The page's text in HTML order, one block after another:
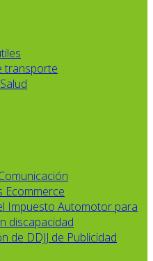
transporte
Ecommerce
Impuesto Automotor para
discapacidad
de DDJJ de Publicidad